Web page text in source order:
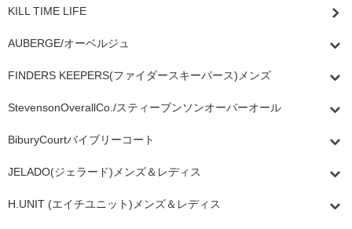
KILL TIME LIFE
AUBERGE/オーベルジュ
FINDERS KEEPERS(ファイダースキーパース)メンズ
StevensonOverallCo./スティーブンソンオーバーオール
BiburyCourtバイブリーコート
JELADO(ジェラード)メンズ＆レディス
H.UNIT (エイチユニット)メンズ＆レディス